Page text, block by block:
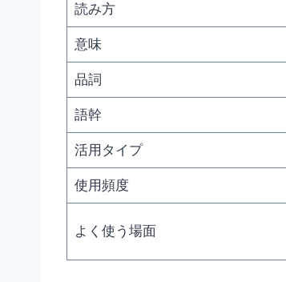
読み方
意味
品詞
語幹
活用タイプ
使用頻度
よく使う場面